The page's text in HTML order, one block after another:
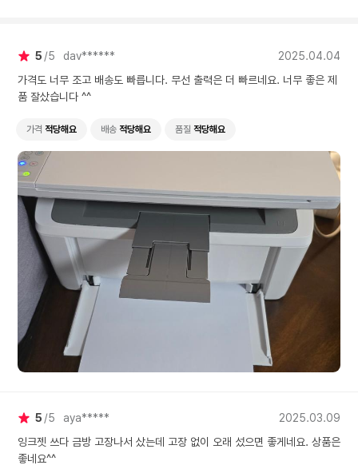
로 놀랐는데 충격적인
존 복합기 크기와 비교
압도적으로 작은 크기
라서 좋습니다. 진짜
완전 강력 추천합니다!
용 흑백 복합기로 이
다 좋은 건 없어보입니
P Smart앱을 사용한
도 아주 간단하여 좋습
강력추천합니다!!
5 5 dav******
2025.04.04
가격도 너무 조고 배송도 빠릅니다. 무선 출력은 더 빠르네요. 너무 좋은 제
품 잘샀습니다 ^^
가격 적당해요 배송 적당해요 품질 적당해요
5 5 aya*****
2025.03.09
잉크젯 쓰다 금방 고장나서 샀는데 고장 없이 오래 섰으면 좋게네요. 상품은
좋네요^^